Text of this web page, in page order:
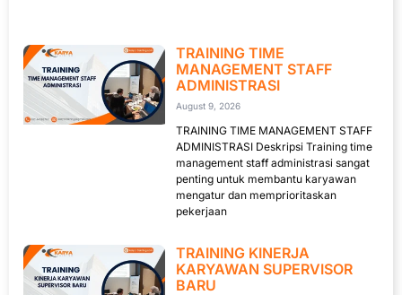
TRAINING TIME
MANAGEMENT STAFF
ADMINISTRASI
August 9, 2026
TRAINING TIME MANAGEMENT STAFF
ADMINISTRASI Deskripsi Training time
management staff administrasi sangat
penting untuk membantu karyawan
mengatur dan memprioritaskan
pekerjaan
TRAINING KINERJA
KARYAWAN SUPERVISOR
BARU